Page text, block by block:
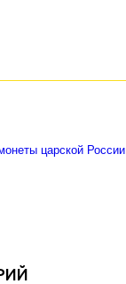
царской России